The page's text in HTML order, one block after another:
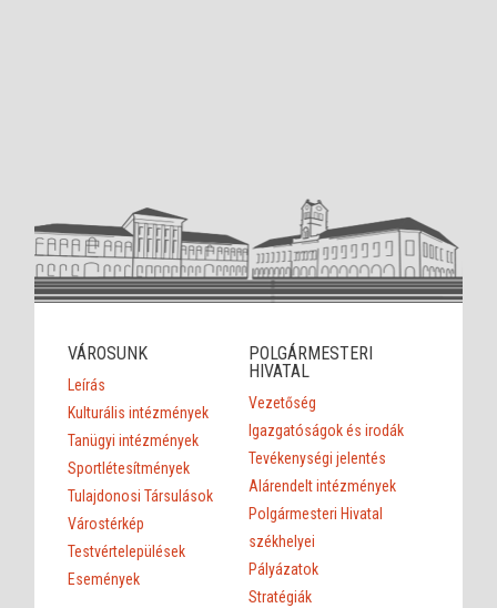
VÁROSUNK
Leírás
Kulturális intézmények
Tanügyi intézmények
Sportlétesítmények
Tulajdonosi Társulások
Várostérkép
Testvértelepülések
Események
POLGÁRMESTERI
HIVATAL
Vezetőség
Igazgatóságok és irodák
Tevékenységi jelentés
Alárendelt intézmények
Polgármesteri Hivatal
székhelyei
Pályázatok
Stratégiák